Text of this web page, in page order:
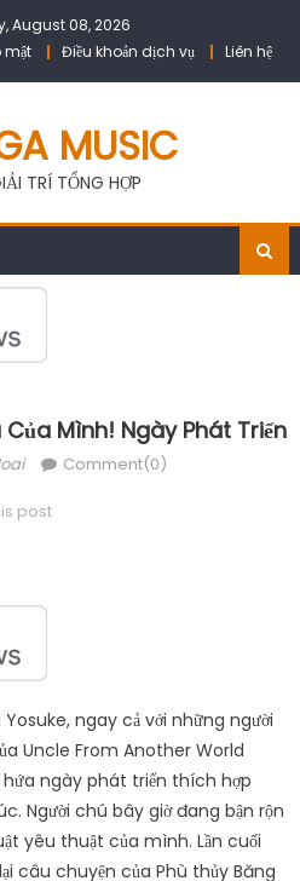
August 08, 2026
Điều khoản dịch vụ Liên hệ
MUSIC
TRÍ TỔNG HỢP
Mình! Ngày Phát Triển
Comment(0)
post
ngay cả với những người
Uncle From Another World
ngày phát triển thích hợp
Người chú bây giờ đang bận rộn
yêu thuật của mình. Lần cuối
câu chuyện của Phù thủy Băng